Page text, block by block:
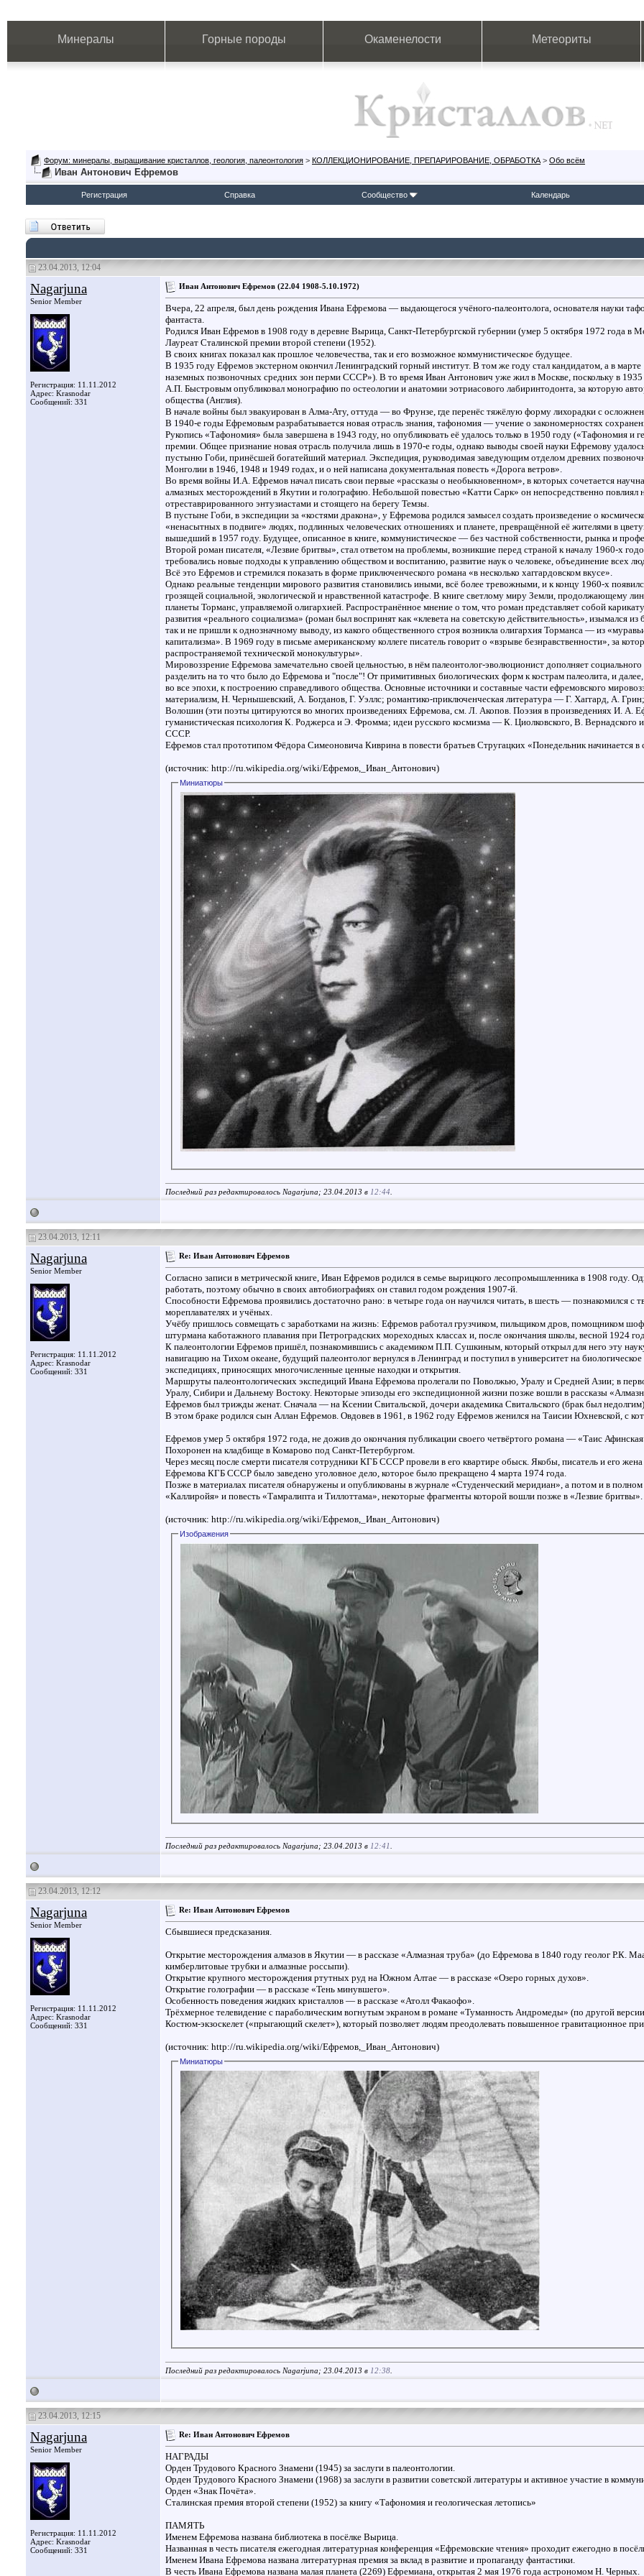
Минералы Горные породы Окаменелости Метеориты
Форум: минералы, выращивание кристаллов, геология, палеонтология > КОЛЛЕКЦИОНИРОВАНИЕ, ПРЕПАРИРОВАНИЕ, ОБРАБОТКА > Обо всём
Иван Антонович Ефремов
Регистрация Справка Сообщество Календарь
23.04.2013, 12:04
Nagarjuna
Senior Member
Регистрация: 11.11.2012
Адрес: Krasnodar
Сообщений: 331
Иван Антонович Ефремов (22.04 1908-5.10.1972)
Вчера, 22 апреля, был день рождения Ивана Ефремова — выдающегося учёного-палеонтолога, основателя науки
фантаста.
Родился Иван Ефремов в 1908 году в деревне Вырица, Санкт-Петербургской губернии (умер 5 октября 1972 года в
Лауреат Сталинской премии второй степени (1952).
В своих книгах показал как прошлое человечества, так и его возможное коммунистическое будущее.
В 1935 году Ефремов экстерном окончил Ленинградский горный институт. В том же году стал кандидатом, а в
наземных позвоночных средних зон перми СССР»). В то время Иван Антонович уже жил в Москве, поскольку в 1935
А.П. Быстровым опубликовал монографию по остеологии и анатомии эотриасового лабиринтодонта, за которую
общества (Англия).
В начале войны был эвакуирован в Алма-Ату, оттуда — во Фрунзе, где перенёс тяжёлую форму лихорадки с
В 1940-е годы Ефремовым разрабатывается новая отрасль знания, тафономия — учение о закономерностях
Рукопись «Тафономия» была завершена в 1943 году, но опубликовать её удалось только в 1950 году («Тафономия и
премии. Общее признание новая отрасль получила лишь в 1970-е годы, однако выводы своей науки Ефремову
пустыню Гоби, принёсшей богатейший материал. Экспедиция, руководимая заведующим отделом древних
Монголии в 1946, 1948 и 1949 годах, и о ней написана документальная повесть «Дорога ветров».
Во время войны И.А. Ефремов начал писать свои первые «рассказы о необыкновенном», в которых сочетается
алмазных месторождений в Якутии и голографию. Небольшой повестью «Катти Сарк» он непосредственно повлиял
отреставрированного энтузиастами и стоящего на берегу Темзы.
В пустыне Гоби, в экспедиции за «костями дракона», у Ефремова родился замысел создать произведение о
«ненасытных в подвиге» людях, подлинных человеческих отношениях и планете, превращённой её жителями в
вышедший в 1957 году. Будущее, описанное в книге, коммунистическое — без частной собственности, рынка и
Второй роман писателя, «Лезвие бритвы», стал ответом на проблемы, возникшие перед страной к началу 1960-х
требовались новые подходы к управлению обществом и воспитанию, развитие наук о человеке, объединение всех
Всё это Ефремов и стремился показать в форме приключенческого романа «в несколько хаггардовском вкусе».
Однако реальные тенденции мирового развития становились иными, всё более тревожными, и к концу 1960-х
грозящей социальной, экологической и нравственной катастрофе. В книге светлому миру Земли, продолжающему
планеты Торманс, управляемой олигархией. Распространённое мнение о том, что роман представляет собой
развития «реального социализма» (роман был воспринят как «клевета на советскую действительность», изымался
так и не пришли к однозначному выводу, из какого общественного строя возникла олигархия Торманса — из
капитализма». В 1969 году в письме американскому коллеге писатель говорит о «взрыве безнравственности», за
распространяемой технической монокультуры».
Мировоззрение Ефремова замечательно своей цельностью, в нём палеонтолог-эволюционист дополняет
разделить на то что было до Ефремова и "после"! От примитивных биологических форм к кострам палеолита, и
во все эпохи, к построению справедливого общества. Основные источники и составные части ефремовского
материализм, Н. Чернышевский, А. Богданов, Г. Уэллс; романтико-приключенческая литература — Г. Хаггард, А.
Волошин (эти поэты цитируются во многих произведениях Ефремова, см. Л. Акопов. Поэзия в произведениях И. А.
гуманистическая психология К. Роджерса и Э. Фромма; идеи русского космизма — К. Циолковского, В.
СССР.
Ефремов стал прототипом Фёдора Симеоновича Киврина в повести братьев Стругацких «Понедельник начинается в
(источник: http://ru.wikipedia.org/wiki/Ефремов,_Иван_Антонович)
Миниатюры
Последний раз редактировалось Nagarjuna; 23.04.2013 в 12:44
23.04.2013, 12:11
Nagarjuna
Senior Member
Регистрация: 11.11.2012
Адрес: Krasnodar
Сообщений: 331
Re: Иван Антонович Ефремов
Согласно записи в метрической книге, Иван Ефремов родился в семье вырицкого лесопромышленника в 1908 году.
работать, поэтому обычно в своих автобиографиях он ставил годом рождения 1907-й.
Способности Ефремова проявились достаточно рано: в четыре года он научился читать, в шесть — познакомился
мореплавателях и учёных.
Учёбу пришлось совмещать с заработками на жизнь: Ефремов работал грузчиком, пильщиком дров, помощником
штурмана каботажного плавания при Петроградских мореходных классах и, после окончания школы, весной 1924
К палеонтологии Ефремов пришёл, познакомившись с академиком П.П. Сушкиным, который открыл для него эту
навигацию на Тихом океане, будущий палеонтолог вернулся в Ленинград и поступил в университет на
экспедициях, приносящих многочисленные ценные находки и открытия.
Маршруты палеонтологических экспедиций Ивана Ефремова пролегали по Поволжью, Уралу и Средней Азии; в
Уралу, Сибири и Дальнему Востоку. Некоторые эпизоды его экспедиционной жизни позже вошли в рассказы
Ефремов был трижды женат. Сначала — на Ксении Свитальской, дочери академика Свитальского (брак был
В этом браке родился сын Аллан Ефремов. Овдовев в 1961, в 1962 году Ефремов женился на Таисии Юхневской, с
Ефремов умер 5 октября 1972 года, не дожив до окончания публикации своего четвёртого романа — «Таис
Похоронен на кладбище в Комарово под Санкт-Петербургом.
Через месяц после смерти писателя сотрудники КГБ СССР провели в его квартире обыск. Якобы, писатель и его
Ефремова КГБ СССР было заведено уголовное дело, которое было прекращено 4 марта 1974 года.
Позже в материалах писателя обнаружены и опубликованы в журнале «Студенческий меридиан», а потом и в
«Каллиройя» и повесть «Тамралипта и Тиллоттама», некоторые фрагменты которой вошли позже в «Лезвие бритвы».
(источник: http://ru.wikipedia.org/wiki/Ефремов,_Иван_Антонович)
Изображения
Последний раз редактировалось Nagarjuna; 23.04.2013 в 12:41
23.04.2013, 12:12
Nagarjuna
Senior Member
Регистрация: 11.11.2012
Адрес: Krasnodar
Сообщений: 331
Re: Иван Антонович Ефремов
Сбывшиеся предсказания.
Открытие месторождения алмазов в Якутии — в рассказе «Алмазная труба» (до Ефремова в 1840 году геолог Р.К.
кимберлитовые трубки и алмазные россыпи).
Открытие крупного месторождения ртутных руд на Южном Алтае — в рассказе «Озеро горных духов».
Открытие голографии — в рассказе «Тень минувшего».
Особенность поведения жидких кристаллов — в рассказе «Атолл Факаофо».
Трёхмерное телевидение с параболическим вогнутым экраном в романе «Туманность Андромеды» (по другой
Костюм-экзоскелет («прыгающий скелет»), который позволяет людям преодолевать повышенное гравитационное
(источник: http://ru.wikipedia.org/wiki/Ефремов,_Иван_Антонович)
Миниатюры
Последний раз редактировалось Nagarjuna; 23.04.2013 в 12:38
23.04.2013, 12:15
Nagarjuna
Senior Member
Регистрация: 11.11.2012
Адрес: Krasnodar
Сообщений: 331
Re: Иван Антонович Ефремов
НАГРАДЫ
Орден Трудового Красного Знамени (1945) за заслуги в палеонтологии.
Орден Трудового Красного Знамени (1968) за заслуги в развитии советской литературы и активное участие в
Орден «Знак Почёта».
Сталинская премия второй степени (1952) за книгу «Тафономия и геологическая летопись»
ПАМЯТЬ
Именем Ефремова названа библиотека в посёлке Вырица.
Названная в честь писателя ежегодная литературная конференция «Ефремовские чтения» проходит ежегодно в
Именем Ивана Ефремова названа литературная премия за вклад в развитие и пропаганду фантастики.
В честь Ивана Ефремова названа малая планета (2269) Ефремиана, открытая 2 мая 1976 года астрономом Н. Черных.